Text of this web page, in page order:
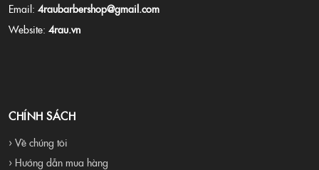
Email: 4raubarbershop@gmail.com
Website: 4rau.vn
CHÍNH SÁCH
› Về chúng tôi
› Hướng dẫn mua hàng